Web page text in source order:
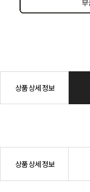
상품 상세 정보
상품 상세 정보